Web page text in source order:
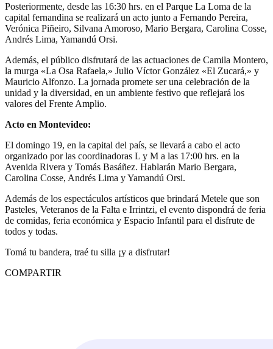
Posteriormente, desde las 16:30 hrs. en el Parque La Loma de la
capital fernandina se realizará un acto junto a Fernando Pereira,
Verónica Piñeiro, Silvana Amoroso, Mario Bergara, Carolina Cosse,
Andrés Lima, Yamandú Orsi.
Además, el público disfrutará de las actuaciones de Camila Montero,
la murga «La Osa Rafaela,» Julio Víctor González «El Zucará,» y
Mauricio Alfonzo. La jornada promete ser una celebración de la
unidad y la diversidad, en un ambiente festivo que reflejará los
valores del Frente Amplio.
Acto en Montevideo:
El domingo 19, en la capital del país, se llevará a cabo el acto
organizado por las coordinadoras L y M a las 17:00 hrs. en la
Avenida Rivera y Tomás Basáñez. Hablarán Mario Bergara,
Carolina Cosse, Andrés Lima y Yamandú Orsi.
Además de los espectáculos artísticos que brindará Metele que son
Pasteles, Veteranos de la Falta e Irrintzi, el evento dispondrá de feria
de comidas, feria económica y Espacio Infantil para el disfrute de
todos y todas.
Tomá tu bandera, traé tu silla ¡y a disfrutar!
COMPARTIR